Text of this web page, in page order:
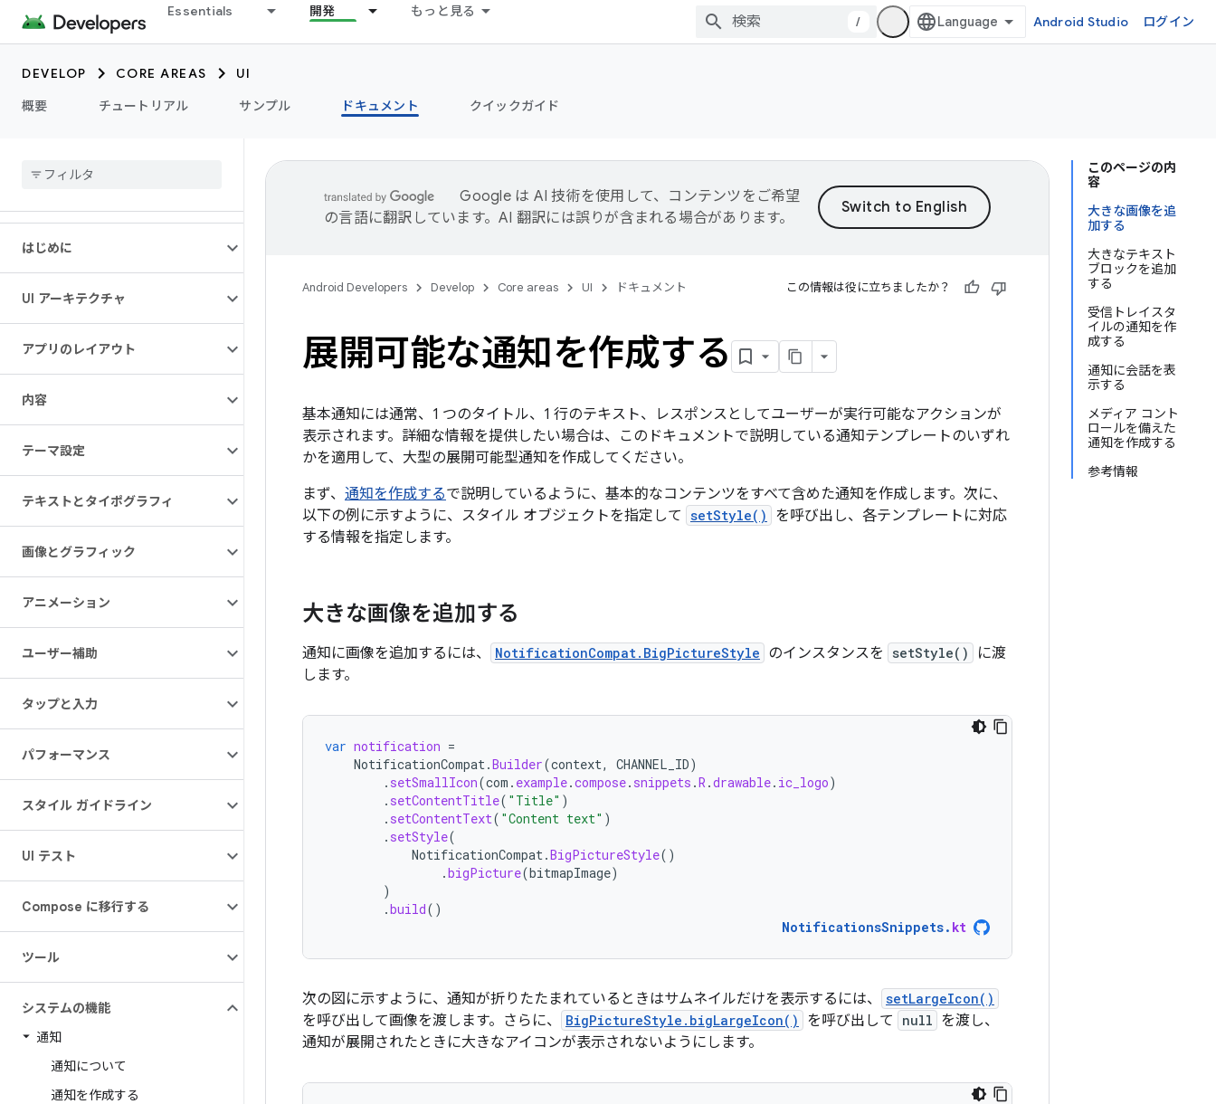
Essentials 開発 もっと見る
/ Android Studio ログイン
DEVELOP CORE AREAS
UI
概要
チュートリアル サンプル ドキュメント クイックガイド
はじめに
UI アーキテクチャ
アプリのレイアウト
内容
テーマ設定
テキストとタイポグラフィ
画像とグラフィック
アニメーション
ユーザー補助
タップと入力
パフォーマンス
スタイル ガイドライン
UI テスト
Compose に移行する
ツール
システムの機能
通知
通知について
通知を作成する
このページの内
容
大きな画像を追
加する
大きなテキスト
ブロックを追加
する
受信トレイスタ
イルの通知を作
成する
通知に会話を表
示する
メディア コント
ロールを備えた
通知を作成する
参考情報
Google は AI 技術を使用して、コンテンツをご希望
の言語に翻訳しています。AI 翻訳には誤りが含まれる場合があります。
Android Developers Develop Core areas UI ドキュメント この情報は役に立ちましたか？
展開可能な通知を作成する
基本通知には通常、1 つのタイトル、1 行のテキスト、レスポンスとしてユーザーが実行可能なアクションが
表示されます。詳細な情報を提供したい場合は、このドキュメントで説明している通知テンプレートのいずれ
かを適用して、大型の展開可能型通知を作成してください。
まず、 通知を作成するで説明しているように、基本的なコンテンツをすべて含めた通知を作成します。次に、
以下の例に示すように、スタイル オブジェクトを指定して setStyle()
を呼び出し、各テンプレートに対応
する情報を指定します。
大きな画像を追加する
通知に画像を追加するには、 NotificationCompat.BigPictureStyle のインスタンスを setStyle()
に渡
します。
var notification =
NotificationCompat.Builder(context, CHANNEL_ID)
. setSmallIcon(com . example.compose. snippets .R .drawable. ic_logo)
. setContentTitle( "Title" )
. setContentText( "Content text" )
. setStyle(
NotificationCompat.BigPictureStyle()
.bigPicture(bitmapImage)
)
.build()
NotificationsSnippets. kt
次の図に示すように、通知が折りたたまれているときはサムネイルだけを表示するには、 setLargeIcon()
を呼び出して画像を渡します。さらに、 BigPictureStyle.bigLargeIcon() を呼び出して null を渡し、
通知が展開されたときに大きなアイコンが表示されないようにします。